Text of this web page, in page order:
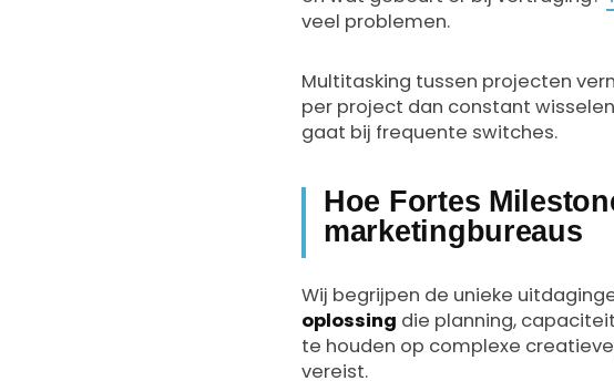
veel problemen.
Multitasking tussen projecten
per project dan constant
gaat bij frequente switches.
Hoe Fortes
marketingbureaus
Wij begrijpen de unieke
oplossing die planning,
te houden op complexe
vereist.